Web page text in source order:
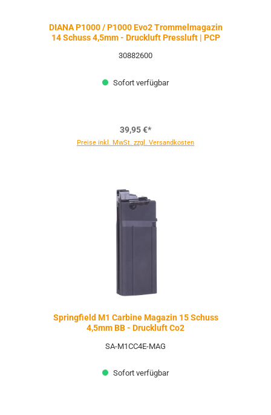
DIANA P1000 / P1000 Evo2 Trommelmagazin
14 Schuss 4,5mm - Druckluft Pressluft | PCP
30882600
Sofort verfügbar
39,95 €*
Preise inkl. MwSt. zzgl. Versandkosten
Springfield M1 Carbine Magazin 15 Schuss
4,5mm BB - Druckluft Co2
SA-M1CC4E-MAG
Sofort verfügbar